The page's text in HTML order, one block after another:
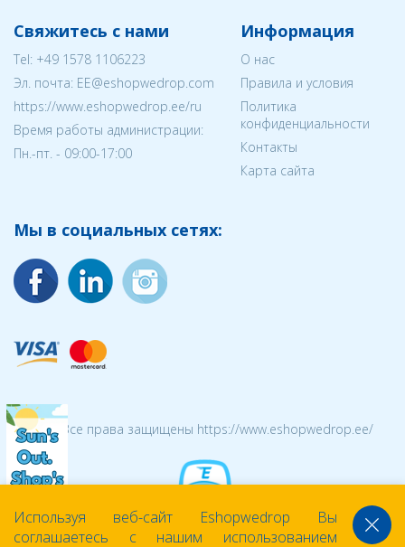
Свяжитесь с нами
Tel: +49 1578 1106223
Эл. почта: EE@eshopwedrop.com
https://www.eshopwedrop.ee/ru
Время работы администрации:
Пн.-пт. - 09:00-17:00
Информация
О нас
Правила и условия
Политика
конфиденциальности
Контакты
Карта сайта
Мы в социальных сетях:
© 2026 Все права защищены https://www.eshopwedrop.ee/
Используя веб-сайт Eshopwedrop Вы
соглашаетесь с нашим использованием